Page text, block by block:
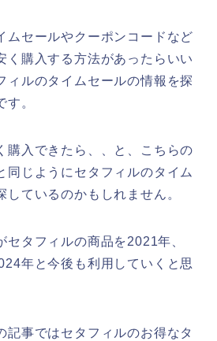
ムセールやクーポンコードなど
く購入する方法があったらいい
ィルのタイムセールの情報を探
す。
購入できたら、、と、こちらの
同じようにセタフィルのタイム
しているのかもしれません。
セタフィルの商品を2021年、
年と今後も利用していくと思
記事ではセタフィルのお得なタ